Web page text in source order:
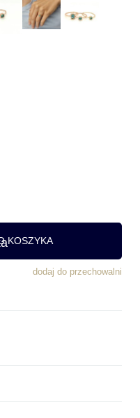
KOSZYKA
dodaj do przechowalni